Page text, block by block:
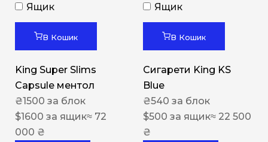
Ящик
В Кошик
King Super Slims
Capsule ментол
₴1500 за блок
$1600 за ящик≈ 72
000 ₴
Ящик
В Кошик
Сигарети King KS
Blue
₴540 за блок
$500 за ящик≈ 22 500
₴